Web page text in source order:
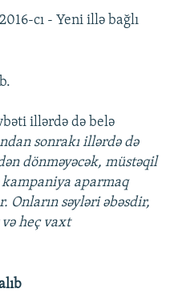
cı - Yeni illə bağlı
illərdə də belə
sonrakı illərdə də
dönməyəcək, müstəqil
kampaniya aparmaq
Onların səyləri əbəsdir,
heç vaxt